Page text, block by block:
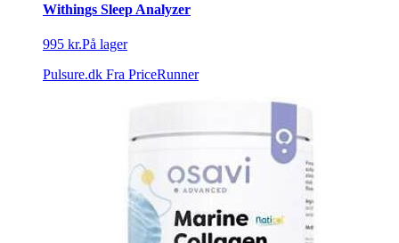
Withings Sleep Analyzer
995 kr.På lager
Pulsure.dk Fra PriceRunner